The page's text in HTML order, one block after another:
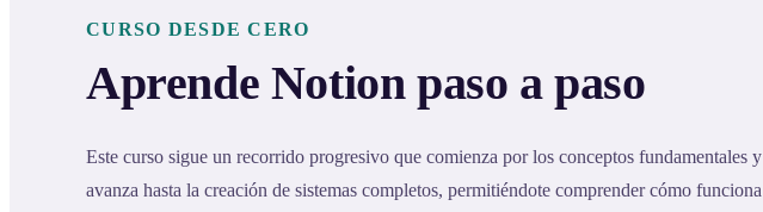
CURSO DESDE CERO
Aprende Notion paso a paso
Este curso sigue un recorrido progresivo que comienza por los conceptos fundamentales y
avanza hasta la creación de sistemas completos, permitiéndote comprender cómo funciona